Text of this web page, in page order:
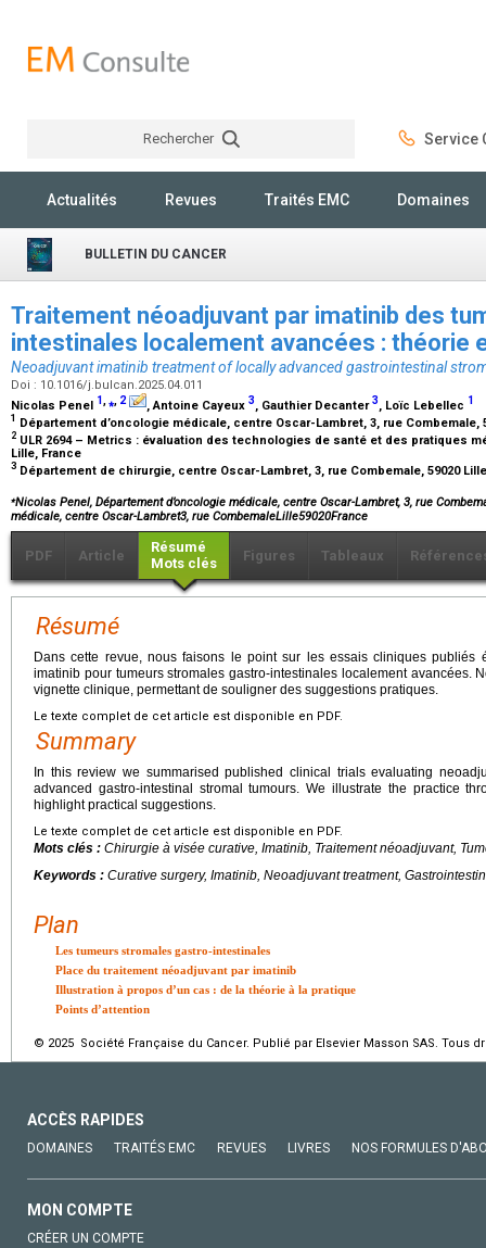
Rechercher Service
Actualités Revues Traités EMC Domaines
BULLETIN DU CANCER
Traitement néoadjuvant par imatinib des
intestinales localement avancées : théorie
Neoadjuvant imatinib treatment of locally advanced gastrointestinal
Doi : 10.1016/j.bulcan.2025.04.011
Nicolas Penel 1,⁎, 2 , Antoine Cayeux 3, Gauthier Decanter3, Loïc Lebellec 1
1 Département d’oncologie médicale, centre Oscar-Lambret, 3, rue Combemale,
2 ULR 2694 – Metrics : évaluation des technologies de santé et des pratiques
Lille, France
3 Département de chirurgie, centre Oscar-Lambret, 3, rue Combemale, 59020
⁎Nicolas Penel, Département d’oncologie médicale, centre Oscar-Lambret, 3, rue
médicale, centre Oscar-Lambret3, rue CombemaleLille59020France
PDF Article
Résumé
Mots clés
Figures Tableaux
Résumé
Dans cette revue, nous faisons le point sur les essais cliniques publiés
imatinib pour tumeurs stromales gastro-intestinales localement avancées.
vignette clinique, permettant de souligner des suggestions pratiques.
Le texte complet de cet article est disponible en PDF.
Summary
In this review we summarised published clinical trials evaluating
advanced gastro-intestinal stromal tumours. We illustrate the practice
highlight practical suggestions.
Le texte complet de cet article est disponible en PDF.
Mots clés : Chirurgie à visée curative, Imatinib, Traitement néoadjuvant,
Keywords : Curative surgery, Imatinib, Neoadjuvant treatment,
Plan
Les tumeurs stromales gastro-intestinales
Place du traitement néoadjuvant par imatinib
Illustration à propos d’un cas : de la théorie à la pratique
Points d’attention
© 2025 Société Française du Cancer. Publié par Elsevier Masson SAS. Tous
ACCÈS RAPIDES
DOMAINES TRAITÉS EMC REVUES LIVRES NOS FORMULES
MON COMPTE
CRÉER UN COMPTE